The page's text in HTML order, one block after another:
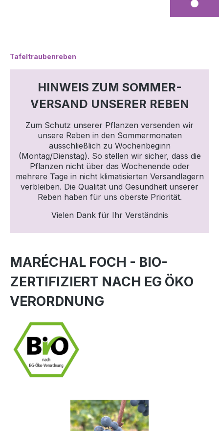
Tafeltraubenreben
HINWEIS ZUM SOMMER-
VERSAND UNSERER REBEN
Zum Schutz unserer Pflanzen versenden wir
unsere Reben in den Sommermonaten
ausschließlich zu Wochenbeginn
(Montag/Dienstag). So stellen wir sicher, dass die
Pflanzen nicht über das Wochenende oder
mehrere Tage in nicht klimatisierten Versandlagern
verbleiben. Die Qualität und Gesundheit unserer
Reben haben für uns oberste Priorität.
Vielen Dank für Ihr Verständnis
MARÉCHAL FOCH - BIO-
ZERTIFIZIERT NACH EG ÖKO
VERORDNUNG